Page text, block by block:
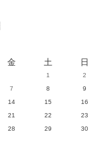
金 土 日
1
2
7 8
9
14 15
16
21 22
23
28 29
30